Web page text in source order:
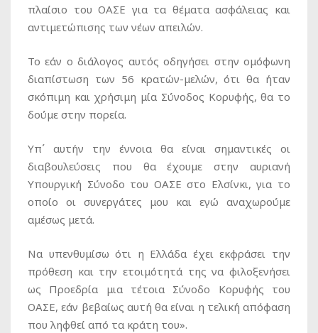
πλαίσιο του ΟΑΣΕ για τα θέματα ασφάλειας και
αντιμετώπισης των νέων απειλών.
Το εάν ο διάλογος αυτός οδηγήσει στην ομόφωνη
διαπίστωση των 56 κρατών-μελών, ότι θα ήταν
σκόπιμη και χρήσιμη μία Σύνοδος Κορυφής, θα το
δούμε στην πορεία.
Υπ΄ αυτήν την έννοια θα είναι σημαντικές οι
διαβουλεύσεις που θα έχουμε στην αυριανή
Υπουργική Σύνοδο του ΟΑΣΕ στο Ελσίνκι, για το
οποίο οι συνεργάτες μου και εγώ αναχωρούμε
αμέσως μετά.
Να υπενθυμίσω ότι η Ελλάδα έχει εκφράσει την
πρόθεση και την ετοιμότητά της να φιλοξενήσει
ως Προεδρία μια τέτοια Σύνοδο Κορυφής του
ΟΑΣΕ, εάν βεβαίως αυτή θα είναι η τελική απόφαση
που ληφθεί από τα κράτη του».